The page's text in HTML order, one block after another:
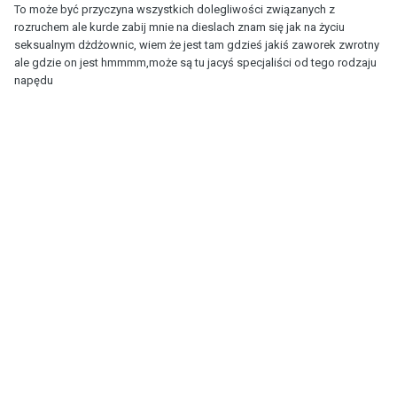
To może być przyczyna wszystkich dolegliwości związanych z
rozruchem ale kurde zabij mnie na dieslach znam się jak na życiu
seksualnym dżdżownic, wiem że jest tam gdzieś jakiś zaworek zwrotny
ale gdzie on jest hmmmm,może są tu jacyś specjaliści od tego rodzaju
napędu